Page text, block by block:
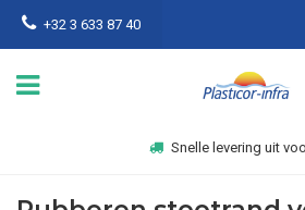
+32 3 633 87 40
Snelle levering uit